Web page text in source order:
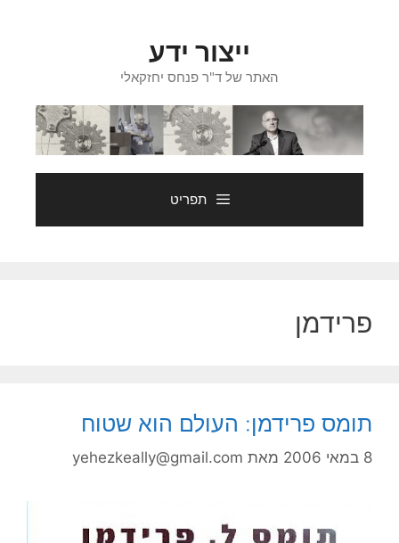
ייצור ידע
האתר של ד"ר פנחס יחזקאלי
תפריט
פרידמן
תומס פרידמן: העולם הוא שטוח
8 במאי 2006 מאת yehezkeally@gmail.com